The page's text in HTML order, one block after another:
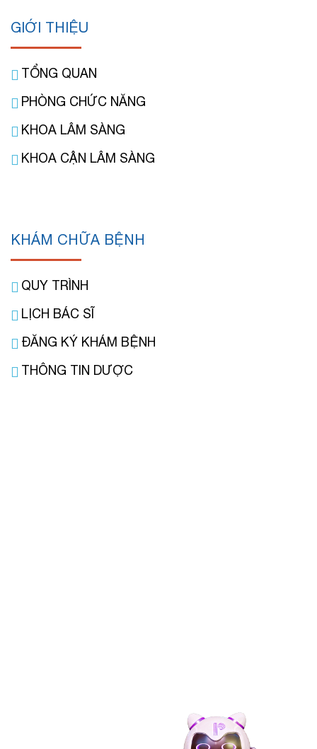
GIỚI THIỆU
TỔNG QUAN
PHÒNG CHỨC NĂNG
KHOA LÂM SÀNG
KHOA CẬN LÂM SÀNG
KHÁM CHỮA BỆNH
QUY TRÌNH
LỊCH BÁC SĨ
ĐĂNG KÝ KHÁM BỆNH
THÔNG TIN DƯỢC